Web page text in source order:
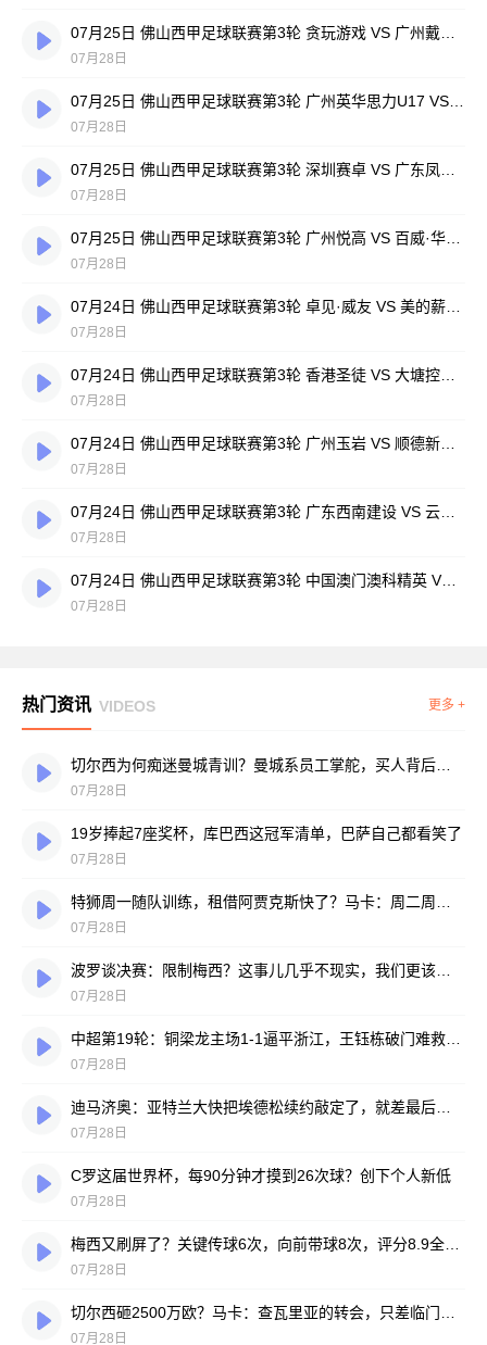
07月28日
07月28日
07月28日
07月28日
07月28日
07月28日
07月28日
07月28日
07月24日 佛山西甲足球联赛第3轮 中国澳门澳科精英 VS 藝品高國際 全场录像
07月28日
热门资讯 VIDEOS 更多 +
07月28日
19岁捧起7座奖杯，库巴西这冠军清单，巴萨自己都看笑了
07月28日
07月28日
07月28日
07月28日
07月28日
C罗这届世界杯，每90分钟才摸到26次球？创下个人新低
07月28日
07月28日
07月28日